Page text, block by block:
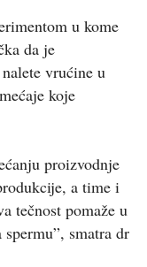
u kome
da je
vrućine u
koje
proizvodnje
a time i
tečnost pomaže u
smatra dr